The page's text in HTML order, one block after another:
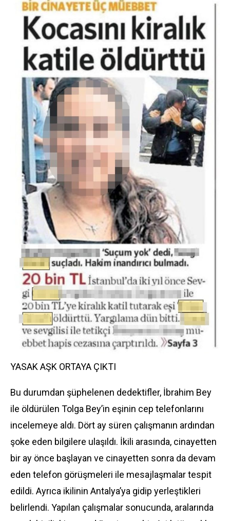
YASAK AŞK ORTAYA ÇIKTI
Bu durumdan şüphelenen dedektifler, İbrahim Bey
ile öldürülen Tolga Bey’in eşinin cep telefonlarını
incelemeye aldı. Dört ay süren çalışmanın ardından
şoke eden bilgilere ulaşıldı. İkili arasında, cinayetten
bir ay önce başlayan ve cinayetten sonra da devam
eden telefon görüşmeleri ile mesajlaşmalar tespit
edildi. Ayrıca ikilinin Antalya’ya gidip yerleştikleri
belirlendi. Yapılan çalışmalar sonucunda, aralarında